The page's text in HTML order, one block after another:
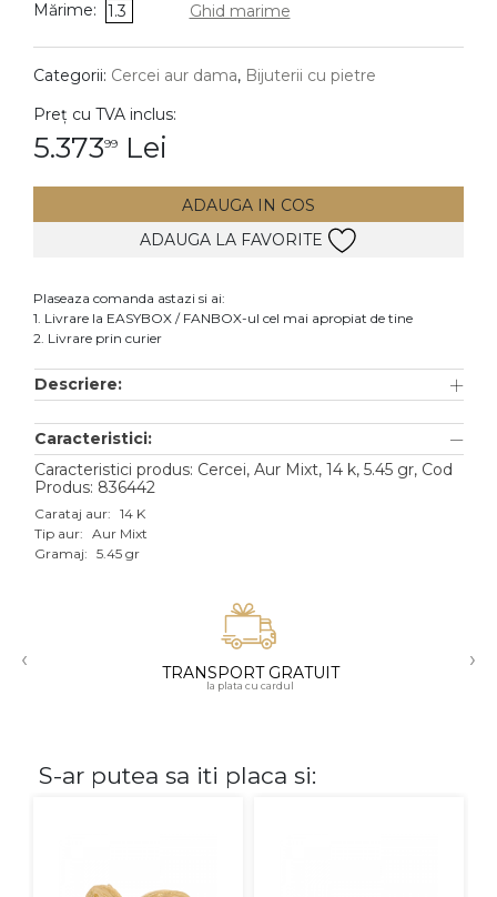
DIAMANTE Vezi toate
Cercei
Accesorii
Aur alb
Aur roz
Aur mixt
18K
Mărime: 1.3 Ghid marime
Categorii: Cercei aur dama, Bijuterii cu pietre
Preț cu TVA inclus:
5.37399 Lei
ADAUGA IN COS
ADAUGA LA FAVORITE
Plaseaza comanda astazi si ai:
1. Livrare la EASYBOX / FANBOX-ul cel mai apropiat de tine
2. Livrare prin curier
Descriere:
Caracteristici:
Caracteristici produs: Cercei, Aur Mixt, 14 k, 5.45 gr, Cod
Produs: 836442
Carataj aur: 14 K
Tip aur: Aur Mixt
Gramaj: 5.45 gr
‹ TRANSPORT GRATUIT
la plata cu cardul
›
S-ar putea sa iti placa si: